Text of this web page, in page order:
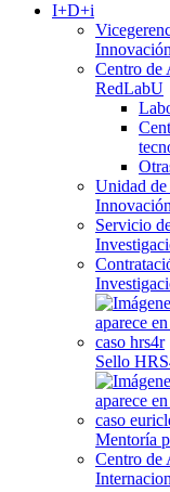
I+D+i
Innovación
Centro de
RedLabU
Unidad
Servicio
Sello
Mentoría
Centro de